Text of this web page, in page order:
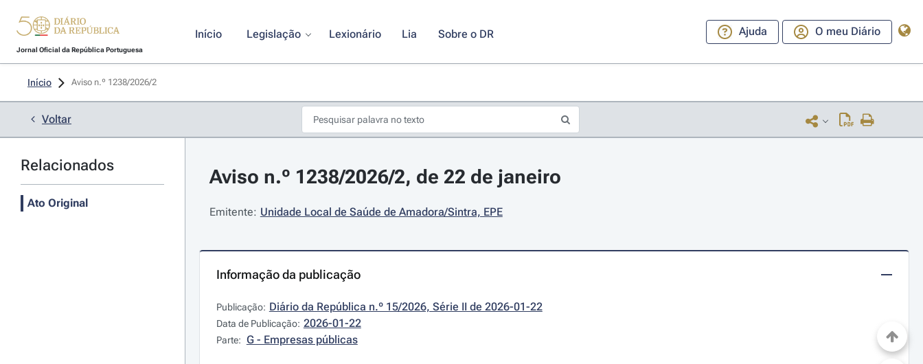
Jornal Oficial da República Portuguesa
Início Legislação Lexionário Lia Sobre o DR Ajuda O meu Diário
Início Aviso n.º 1238/2026/2
Voltar
Relacionados
Ato Original
Aviso n.º 1238/2026/2, de 22 de janeiro
Emitente: Unidade Local de Saúde de Amadora/Sintra, EPE
Informação da publicação
Publicação: Diário da República n.º 15/2026, Série II de 2026-01-22
Data de Publicação: 2026-01-22
Parte: G - Empresas públicas